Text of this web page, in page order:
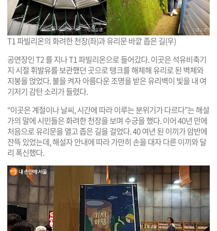
T1 파빌리온의 화려한 천장(좌)과 유리문 바깥 좁은 길(우)
공연장인 T2 를 지나 T1 파빌리온으로 들어갔다. 이곳은 석유비축기
지 시절 휘발유를 보관했던 곳으로 탱크를 해체해 유리로 된 벽체와
지붕을 얹었다. 불을 켜자 아름다운 조명을 받은 유리벽이 빛을 내 여
기저기 감탄 소리가 들렸다.
“이곳은 계절이나 날씨, 시간에 따라 이루는 분위기가 다르다”는 해설
가의 말에 시민들은 화려한 천장을 보며 수긍을 했다. 이어 40년 만에
처음으로 유리문을 열고 좁은 길을 걸었다. 40 여년 된 이끼가 암반에
잔뜩 있었는데, 해설자 안내에 따라 가만히 손을 대자 다른 이끼와 달
리 폭신했다.